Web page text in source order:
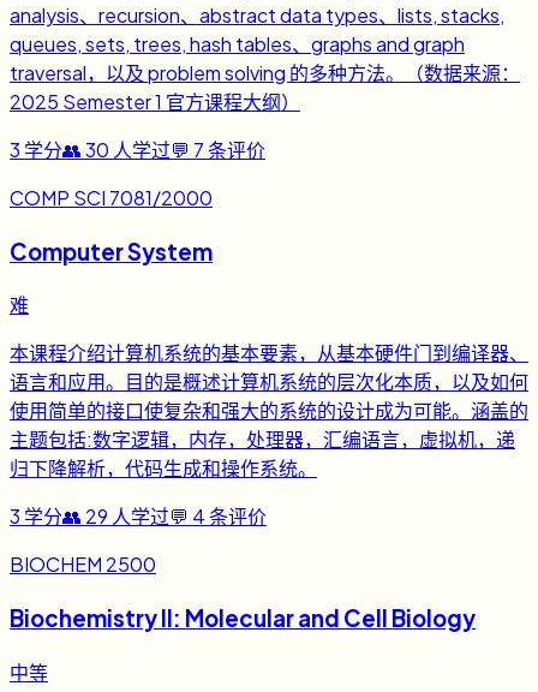
analysis、recursion、abstract data types、lists, stacks,
queues, sets, trees, hash tables、graphs and graph
traversal，以及 problem solving 的多种方法。（数据来源：
2025 Semester 1 官方课程大纲）
3 学分👥30 人学过💬 7条评价
COMP SCI 7081/2000
Computer System
难
本课程介绍计算机系统的基本要素，从基本硬件门到编译器、
语言和应用。目的是概述计算机系统的层次化本质，以及如何
使用简单的接口使复杂和强大的系统的设计成为可能。涵盖的
主题包括:数字逻辑，内存，处理器，汇编语言，虚拟机，递
归下降解析，代码生成和操作系统。
3 学分👥 29 人学过💬 4条评价
BIOCHEM 2500
Biochemistry II: Molecular and Cell Biology
中等